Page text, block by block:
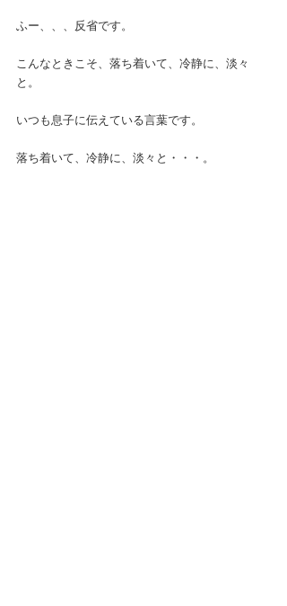
ふー、、、反省です。
こんなときこそ、落ち着いて、冷静に、淡々
と。
いつも息子に伝えている言葉です。
落ち着いて、冷静に、淡々と・・・。